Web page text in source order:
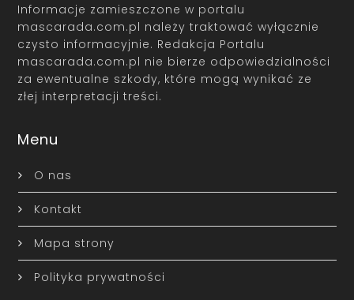
Informacje zamieszczone w portalu
mascarada.com.pl należy traktować wyłącznie
czysto informacyjnie. Redakcja Portalu
mascarada.com.pl nie bierze odpowiedzialności
za ewentualne szkody, które mogą wynikać ze
złej interpretacji treści.
Menu
O nas
Kontakt
Mapa strony
Polityka prywatności